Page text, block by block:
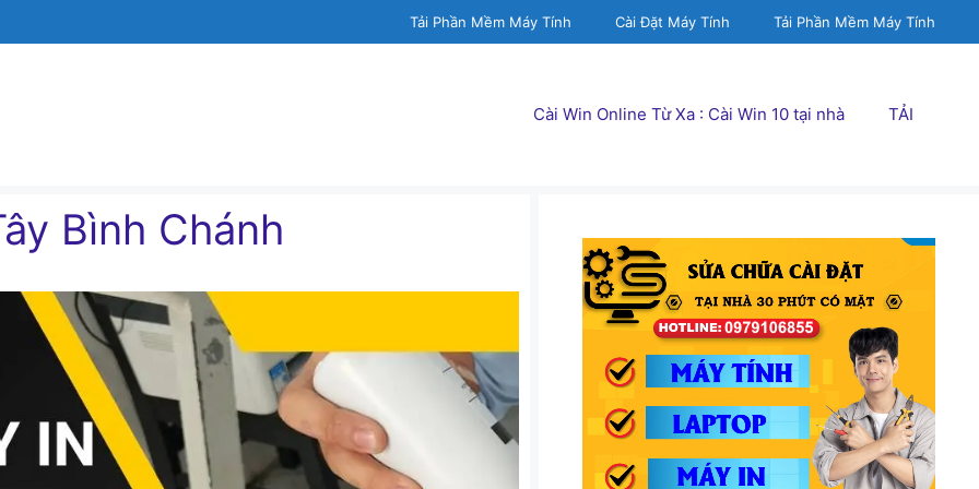
Tải Phần Mềm Máy Tính Cài Đặt Máy Tính Tải Phần Mềm Máy Tính
Cài Win Online Từ Xa : Cài Win 10 tại nhà TẢI
Bình Chánh